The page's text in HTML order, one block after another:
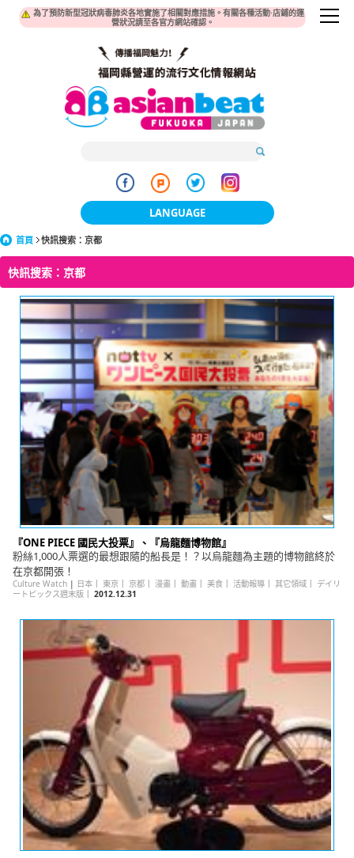
為了預防新型冠狀病毒肺炎各地實施了相關對應措施。有關各種活動·店鋪的運
營狀況請至各官方網站確認。
LANGUAGE
簡体中文
繁體中文
English
ภาษาไทย
tiéng Viêt
Bahasa Indonesia
首頁 快訊搜索：京都
快訊搜索：京都
『ONE PIECE 國民大投票』、『烏龍麵博物館』
粉絲1,000人票選的最想跟隨的船長是！？以烏龍麵為主題的博物館終於
在京都開張！
Culture Watch| 日本｜ 東京｜ 京都｜ 漫畫｜ 動畫｜ 美食｜ 活動報導｜ 其它領域｜ デイリ
ートピックス週末版｜ 2012.12.31